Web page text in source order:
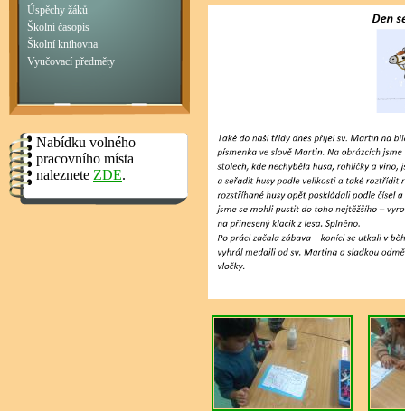
Úspěchy žáků
Školní časopis
Školní knihovna
Vyučovací předměty
Nabídku volného
pracovního místa
naleznete ZDE.